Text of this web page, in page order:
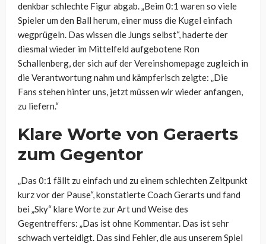
denkbar schlechte Figur abgab. „Beim 0:1 waren so viele
Spieler um den Ball herum, einer muss die Kugel einfach
wegprügeln. Das wissen die Jungs selbst“, haderte der
diesmal wieder im Mittelfeld aufgebotene Ron
Schallenberg, der sich auf der Vereinshomepage zugleich in
die Verantwortung nahm und kämpferisch zeigte: „Die
Fans stehen hinter uns, jetzt müssen wir wieder anfangen,
zu liefern.“
Klare Worte von Geraerts
zum Gegentor
„Das 0:1 fällt zu einfach und zu einem schlechten Zeitpunkt
kurz vor der Pause“, konstatierte Coach Gerarts und fand
bei „Sky“ klare Worte zur Art und Weise des
Gegentreffers: „Das ist ohne Kommentar. Das ist sehr
schwach verteidigt. Das sind Fehler, die aus unserem Spiel